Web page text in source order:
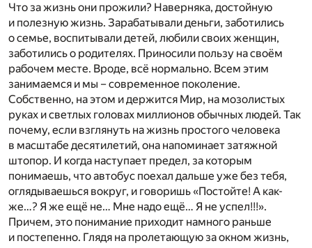
Что за жизнь они прожили? Наверняка, достойную
и полезную жизнь. Зарабатывали деньги, заботились
о семье, воспитывали детей, любили своих женщин,
заботились о родителях. Приносили пользу на своём
рабочем месте. Вроде, всё нормально. Всем этим
занимаемся и мы – современное поколение.
Собственно, на этом и держится Мир, на мозолистых
руках и светлых головах миллионов обычных людей. Так
почему, если взглянуть на жизнь простого человека
в масштабе десятилетий, она напоминает затяжной
штопор. И когда наступает предел, за которым
понимаешь, что автобус поехал дальше уже без тебя,
оглядываешься вокруг, и говоришь «Постойте! А как-
же…? Я же ещё не… Мне надо ещё… Я не успел!!!».
Причем, это понимание приходит намного раньше
и постепенно. Глядя на пролетающую за окном жизнь,